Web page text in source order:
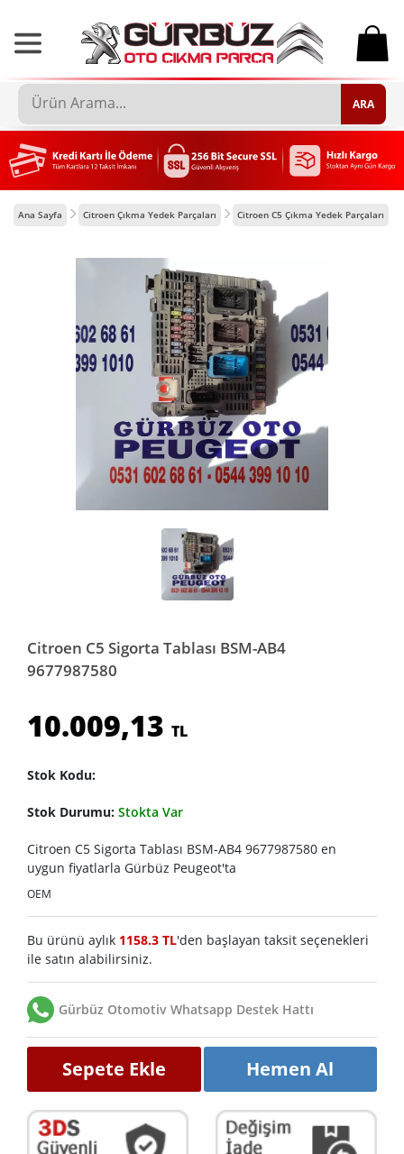
0
ARA
Ana Sayfa Citroen Çıkma Yedek Parçaları Citroen C5 Çıkma Yedek Parçaları
Citroen C5 Sigorta Tablası BSM-AB4
9677987580
10.009,13 TL
Stok Kodu:
Stok Durumu: Stokta Var
Citroen C5 Sigorta Tablası BSM-AB4 9677987580 en
uygun fiyatlarla Gürbüz Peugeot'ta
OEM
Bu ürünü aylık 1158.3 TL'den başlayan taksit seçenekleri
ile satın alabilirsiniz.
Gürbüz Otomotiv Whatsapp Destek Hattı
Sepete Ekle Hemen Al